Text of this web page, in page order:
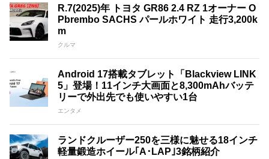
R.7(2025)年 トヨタ GR86 2.4 RZ 1オーナー O
Pbrembo SACHS パールホワイト 走行3,200k
m
クルマ
Android 17搭載タブレット「Blackview LINK
5」登場！11インチ大画面と8,300mAhバッテ
リーで外出先でも使いやすい1台
エンタメ
ランドクルーザー250を三様に魅せる18インチ
軽量鍛造ホイール｢A･LAP｣3銘柄紹介